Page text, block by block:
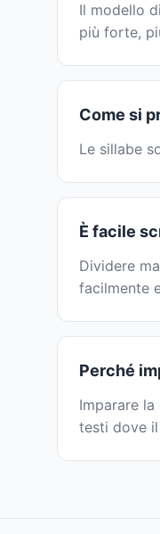
Il modello
più forte,
Come si
Le sillabe
È facile
Dividere
facilmente
Perché
Imparare
testi dove